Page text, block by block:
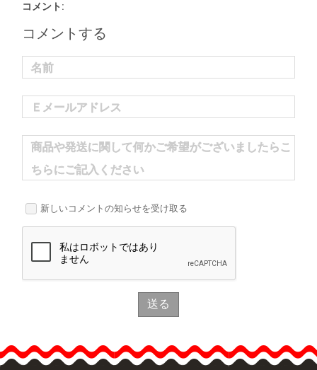
コメント:
コメントする
名前
Ｅメールアドレス
商品や発送に関して何かご希望がございましたらこ
ちらにご記入ください
新しいコメントの知らせを受け取る
送る